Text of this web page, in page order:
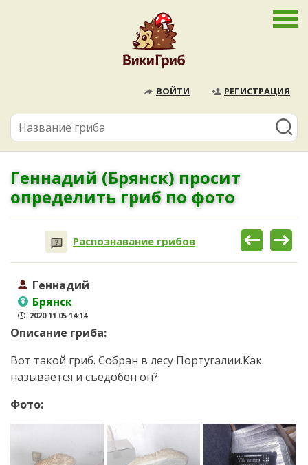
ВОЙТИ РЕГИСТРАЦИЯ
Геннадий (Брянск) просит
определить гриб по фото
Распознавание грибов
Геннадий
Брянск
2020.11.05 14:14
Описание гриба:
Вот такой гриб. Собран в лесу Португалии.Как
называется и съедобен он?
Фото: